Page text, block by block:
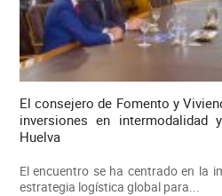
El consejero de Fomento y
inversiones en
Huelva
El encuentro se ha centrado en la
estrategia logística global para...